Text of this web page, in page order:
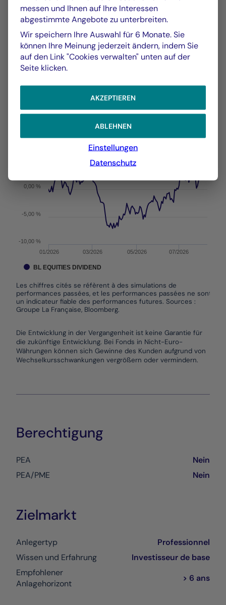
GRAFIK TABELLE
Grafik
Wertentwicklung
Chart with 148 data points.
Les chiffres cités se réfèrent à des simulations de
The chart has 1 X axis displaying Time. Data ranges
The chart has 1 Y axis displaying values. Data ranges
Les chiffres cités se réfèrent à des simulations de
performances passées, et les performances passées ne sont pas
un indicateur fiable des performances futures. Sources :
Groupe La Française, Bloomberg.
01/2026 03/2026 05/2026 07/2026
0,00 %
-10,00 %
-5,00 %
31/12/2025 Am :
BL EQUITIES DIVIDEND
Die Entwicklung in der Vergangenheit ist keine Garantie für
die zukünftige Entwicklung. Bei Fonds in Nicht-Euro-
Währungen können sich Gewinne des Kunden aufgrund von
Wechselkursschwankungen vergrößern oder vermindern.
Berechtigung
PEA
Nein
PEA/PME
Nein
Zielmarkt
Anlegertyp
Professionnel
Wissen und Erfahrung
Investisseur de base
Empfohlener
Anlagehorizont
> 6 ans
messen und Ihnen auf Ihre Interessen
abgestimmte Angebote zu unterbreiten.
Wir speichern Ihre Auswahl für 6 Monate. Sie
können Ihre Meinung jederzeit ändern, indem Sie
auf den Link "Cookies verwalten" unten auf der
Seite klicken.
AKZEPTIEREN
ABLEHNEN
Einstellungen
Datenschutz